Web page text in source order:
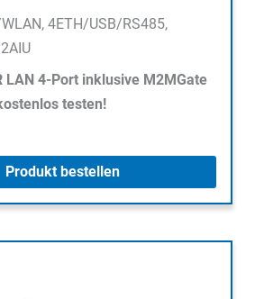
4ETH/USB/RS485,
LAN 4-Port inklusive M2MGate
testen!
Produkt bestellen